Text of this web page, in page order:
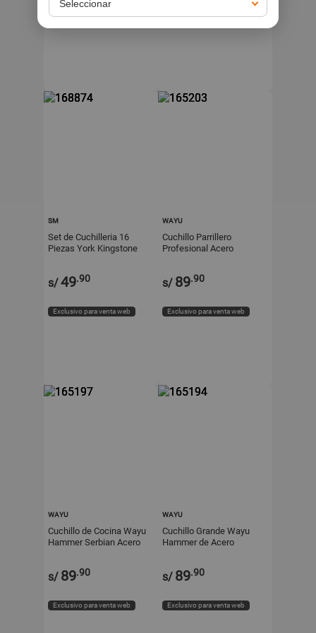
Exclusivo para venta web Exclusivo para venta web
SM
Set de Cuchilleria 16
Piezas York Kingstone
s/49.90
Exclusivo para venta web
WAYU
Cuchillo Parrillero
Profesional Acero
s/ 89.90
Exclusivo para venta web
WAYU
Cuchillo de Cocina Wayu
Hammer Serbian Acero
Negro
s/ 89.90
Exclusivo para venta web
WAYU
Cuchillo Grande Wayu
Hammer de Acero
s/ 89.90
Exclusivo para venta web